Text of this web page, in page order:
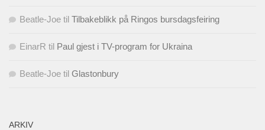
Beatle-Joe til Tilbakeblikk på Ringos bursdagsfeiring
EinarR til Paul gjest i TV-program for Ukraina
Beatle-Joe til Glastonbury
ARKIV